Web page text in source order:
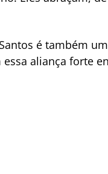
é também um
aliança forte